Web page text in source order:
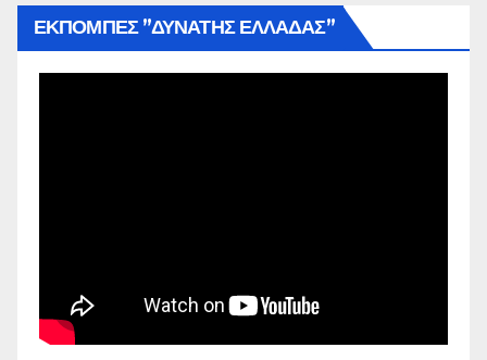
ΕΚΠΟΜΠΕΣ ”ΔΥΝΑΤΗΣ ΕΛΛΑΔΑΣ”